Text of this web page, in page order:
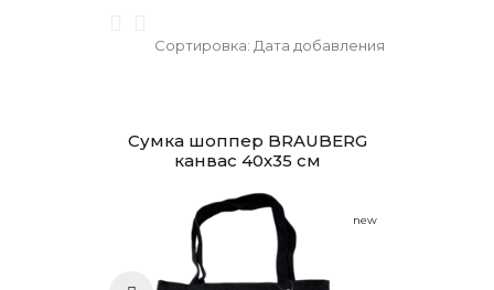
Сортировка: Дата добавления
Сумка шоппер BRAUBERG
канвас 40х35 см
new